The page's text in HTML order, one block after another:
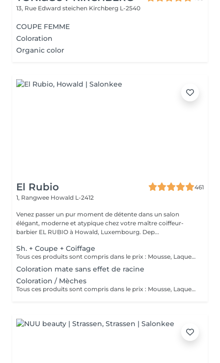
13, Rue Edward steichen Kirchberg L-2540
COUPE FEMME
Coloration
Organic color
El Rubio
461
1, Rangwee Howald L-2412
Venez passer un pur moment de détente dans un salon
élégant, moderne et atypique chez votre maître coiffeur-
barbier EL RUBIO à Howald, Luxembourg. Dep...
Sh. + Coupe + Coiffage
Tous ces produits sont compris dans le prix : Mousse, Laque, Gel, Soin démêlant, Shampoing spécifique. Tous les produits que nous utilisons sont des produits de qualité professionnelle.
Coloration mate sans effet de racine
Coloration / Mèches
Tous ces produits sont compris dans le prix : Mousse, Laque, Gel, Soin démêlant, Shampoing spécifique. Tous les produits que nous utilisons sont des produits de qualité professionnelle.